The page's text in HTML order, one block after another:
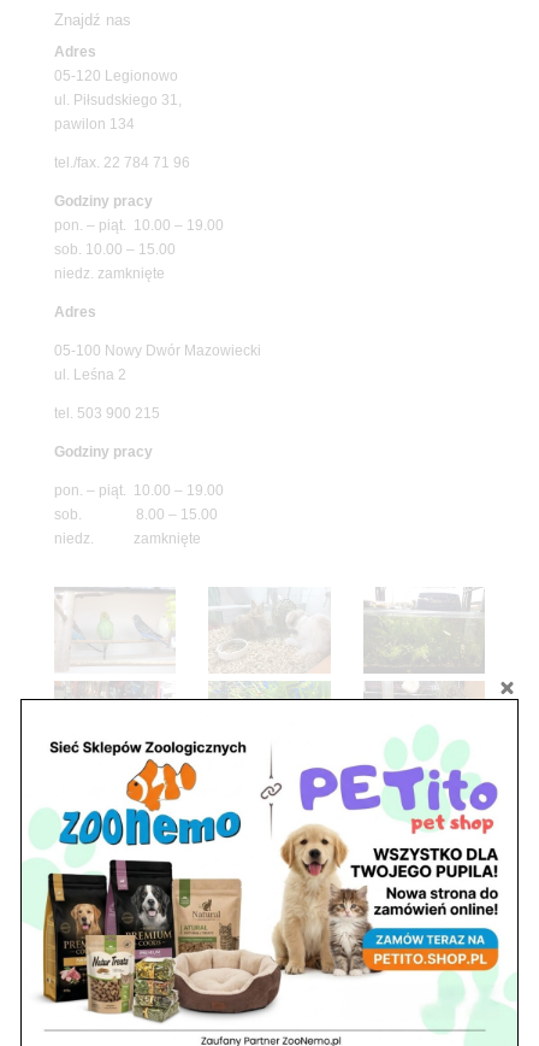
Znajdź nas
Adres
05-120 Legionowo
ul. Piłsudskiego 31,
pawilon 134
tel./fax. 22 784 71 96
Godziny pracy
pon. – piąt. 10.00 – 19.00
sob. 10.00 – 15.00
niedz. zamknięte
Adres
05-100 Nowy Dwór Mazowiecki
ul. Leśna 2
tel. 503 900 215
Godziny pracy
pon. – piąt. 10.00 – 19.00
sob. 8.00 – 15.00
niedz. zamknięte